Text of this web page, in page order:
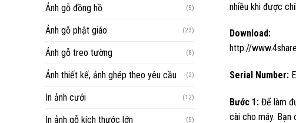
Ảnh gỗ đồng hồ (5)
Ảnh gỗ phật giáo (23)
Ảnh gỗ treo tường (8)
Ảnh thiết kế, ảnh ghép theo yêu cầu (2)
In ảnh cưới (12)
In ảnh gỗ kích thước lớn (5)
nhiều khi được
Download:
http://
Serial Number:
Bước 1:Để làm
cài cho máy.